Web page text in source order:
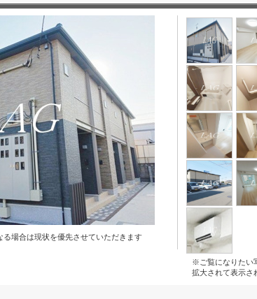
場合は現状を優先させていただきます
※ご覧になりたい
拡大されて表示さ